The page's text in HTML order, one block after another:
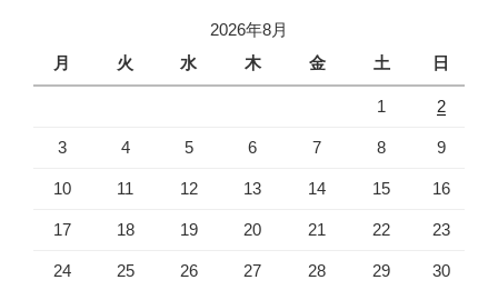
ン
2026年8月
月
火 水 木 金 土 日
1 2
3 4 5 6 7 8 9
10 11 12 13 14 15 16
17 18 19 20 21 22 23
24 25 26 27 28 29 30